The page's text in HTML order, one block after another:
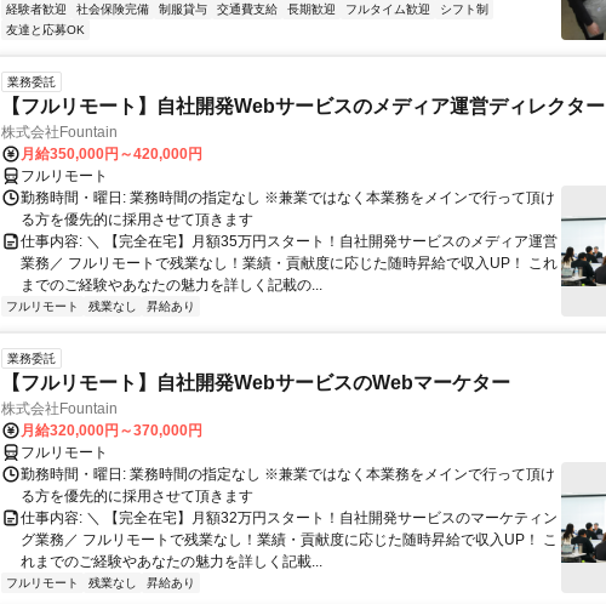
経験者歓迎
社会保険完備 制服貸与 交通費支給 長期歓迎 フルタイム歓迎
シフト制
友達と応募OK
業務委託
【フルリモート】自社開発Webサービスのメディア運営ディレクター
株式会社Fountain
月給350,000円～420,000円
フルリモート
勤務時間・曜日: 業務時間の指定なし ※兼業ではなく本業務をメインで行って頂け
る方を優先的に採用させて頂きます
仕事内容: ＼ 【完全在宅】月額35万円スタート！自社開発サービスのメディア運営
業務／ フルリモートで残業なし！業績・貢献度に応じた随時昇給で収入UP！ これ
までのご経験やあなたの魅力を詳しく記載の...
フルリモート 残業なし 昇給あり
業務委託
【フルリモート】自社開発WebサービスのWebマーケター
株式会社Fountain
月給320,000円～370,000円
フルリモート
勤務時間・曜日: 業務時間の指定なし ※兼業ではなく本業務をメインで行って頂け
る方を優先的に採用させて頂きます
仕事内容: ＼ 【完全在宅】月額32万円スタート！自社開発サービスのマーケティン
グ業務／ フルリモートで残業なし！業績・貢献度に応じた随時昇給で収入UP！ こ
れまでのご経験やあなたの魅力を詳しく記載...
フルリモート 残業なし 昇給あり